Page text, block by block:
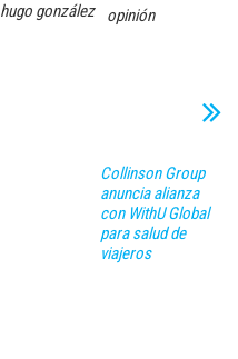
hugo gonzález
opinión
Collinson Group
anuncia alianza
con WithU Global
para salud de
viajeros